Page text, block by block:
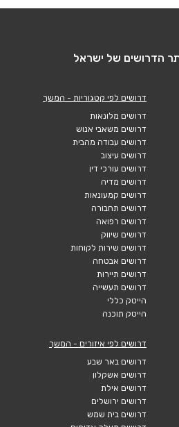
דרושים לפי קטגוריות - המשך
דרושים מלונאות
דרושים משאבי אנוש
דרושים עבודה מהבית
דרושים עיצוב
דרושים עורכי דין
דרושים מדיה
דרושים קמעונאות
דרושים תחבורה
דרושים רפואה
דרושים שיווק
דרושים שירות לקוחות
דרושים אבטחה
דרושים תיירות
דרושים תעשייה
הייטק כללי
הייטק תוכנה
דרושים לפי איזורים - המשך
דרושים באר שבע
דרושים אשקלון
דרושים אילת
דרושים ירושלים
דרושים בית שמש